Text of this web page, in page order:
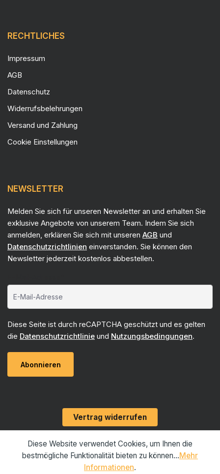
RECHTLICHES
Impressum
AGB
Datenschutz
Widerrufsbelehrungen
Versand und Zahlung
Cookie Einstellungen
NEWSLETTER
Melden Sie sich für unseren Newsletter an und erhalten Sie
exklusive Angebote von unserem Team. Indem Sie sich
anmelden, erklären Sie sich mit unseren AGB und
Datenschutzrichtlinien einverstanden. Sie können den
Newsletter jederzeit kostenlos abbestellen.
Diese Seite ist durch reCAPTCHA geschützt und es gelten
die Datenschutzrichtlinie und Nutzungsbedingungen.
Abonnieren
Vertrag widerrufen
Diese Website verwendet Cookies, um Ihnen die
bestmögliche Funktionalität bieten zu können...Mehr
Informationen.